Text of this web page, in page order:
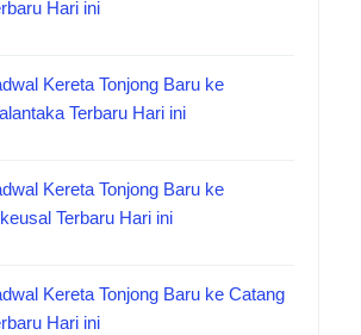
Hari ini
Kereta Tonjong Baru ke
Terbaru Hari ini
Kereta Tonjong Baru ke
Terbaru Hari ini
Kereta Tonjong Baru ke Catang
Hari ini